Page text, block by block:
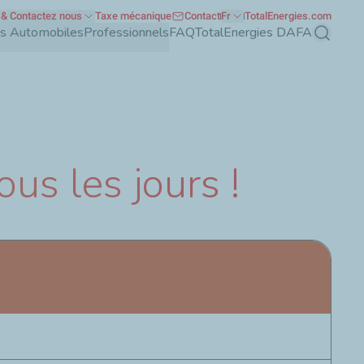
AutomobilesProfessionnelsFAQTotalEnergies DAFA
Contactez nous Taxe mécanique ContactFr TotalEnergies.com
les jours !